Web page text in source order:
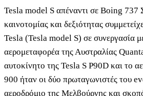
Tesla model S απέναντι σε Boing 737
καινοτομίας και δεξιότητας
Tesla (Tesla model S) σε συνεργασία
αερομεταφορέα της Αυστραλίας
αυτοκίνητο της Tesla S P90D και το
900 ήταν οι δύο πρωταγωνιστές του
αεροδρόμιο της Μελβούρνης και